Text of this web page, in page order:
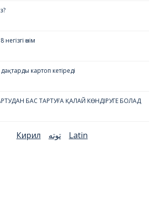
өнім
картоп кетіреді
БАС ТАРТУҒА ҚАЛАЙ КӨНДІРУГЕ БОЛАД
Кирил توتە Latin